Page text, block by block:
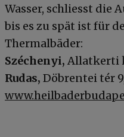
Wasser, schliesst die
bis es zu spät ist für
Thermalbäder:
Széchenyi, Allatkerti
Rudas, Döbrentei tér